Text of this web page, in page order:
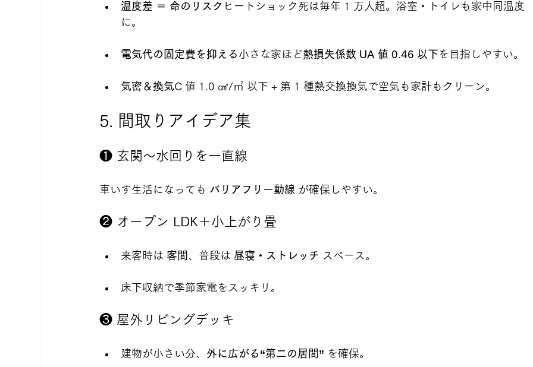
温度差 ＝ 命のリスク ヒートショック死は毎年 1 万人超。浴室・トイレも家中同温度
に。
電気代の固定費を抑える 小さな家ほど熱損失係数 UA 値 0.46 以下 を目指しやすい。
気密＆換気C 値 1.0 ㎠/㎡ 以下 + 第 1 種熱交換換気で空気も家計もクリーン。
5. 間取りアイデア集
❶ 玄関〜水回りを一直線
車いす生活になっても バリアフリー動線 が確保しやすい。
❷ オープン LDK＋小上がり畳
来客時は 客間 、普段は 昼寝・ストレッチ スペース。
床下収納で季節家電をスッキリ。
❸ 屋外リビングデッキ
建物が小さい分、 外に広がる“第二の居間” を確保。